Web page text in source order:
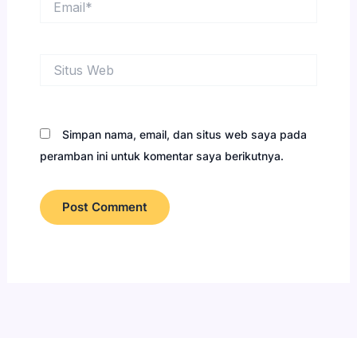
Web
Simpan nama, email, dan situs web saya pada
peramban ini untuk komentar saya berikutnya.